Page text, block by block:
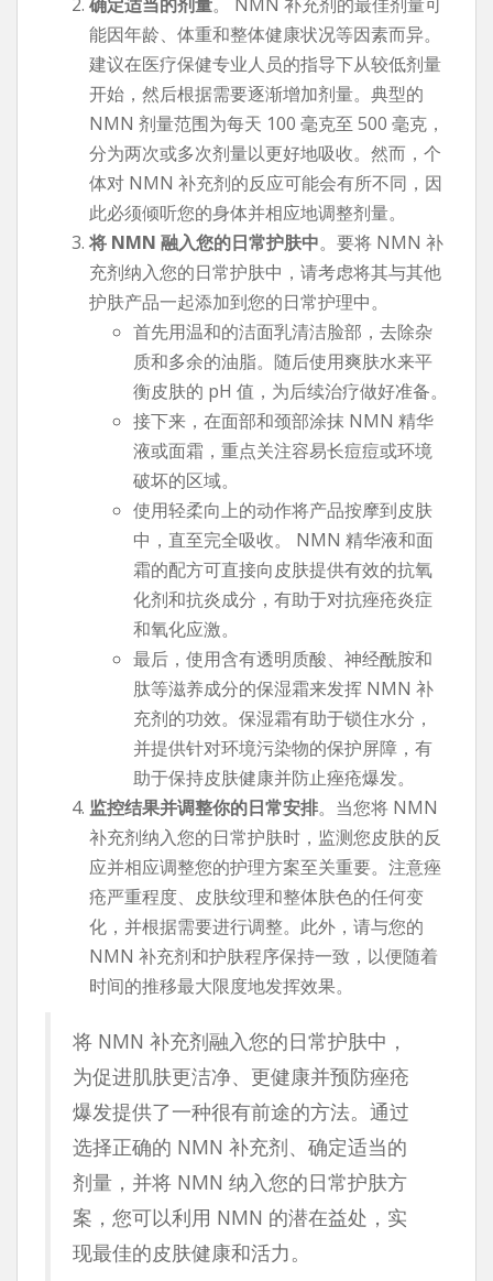
能因年龄、体重和整体健康状况等因素而异。
建议在医疗保健专业人员的指导下从较低剂量
开始，然后根据需要逐渐增加剂量。典型的
NMN 剂量范围为每天 100 毫克至 500 毫克，
分为两次或多次剂量以更好地吸收。然而，个
体对 NMN 补充剂的反应可能会有所不同，因
此必须倾听您的身体并相应地调整剂量。
将 NMN 融入您的日常护肤中。要将 NMN 补
充剂纳入您的日常护肤中，请考虑将其与其他
护肤产品一起添加到您的日常护理中。
首先用温和的洁面乳清洁脸部，去除杂
质和多余的油脂。随后使用爽肤水来平
衡皮肤的 pH 值，为后续治疗做好准备。
接下来，在面部和颈部涂抹 NMN 精华
液或面霜，重点关注容易长痘痘或环境
破坏的区域。
使用轻柔向上的动作将产品按摩到皮肤
中，直至完全吸收。 NMN 精华液和面
霜的配方可直接向皮肤提供有效的抗氧
化剂和抗炎成分，有助于对抗痤疮炎症
和氧化应激。
最后，使用含有透明质酸、神经酰胺和
肽等滋养成分的保湿霜来发挥 NMN 补
充剂的功效。保湿霜有助于锁住水分，
并提供针对环境污染物的保护屏障，有
助于保持皮肤健康并防止痤疮爆发。
监控结果并调整你的日常安排。当您将 NMN
补充剂纳入您的日常护肤时，监测您皮肤的反
应并相应调整您的护理方案至关重要。注意痤
疮严重程度、皮肤纹理和整体肤色的任何变
化，并根据需要进行调整。此外，请与您的
NMN 补充剂和护肤程序保持一致，以便随着
时间的推移最大限度地发挥效果。
将 NMN 补充剂融入您的日常护肤中，
为促进肌肤更洁净、更健康并预防痤疮
爆发提供了一种很有前途的方法。通过
选择正确的 NMN 补充剂、确定适当的
剂量，并将 NMN 纳入您的日常护肤方
案，您可以利用 NMN 的潜在益处，实
现最佳的皮肤健康和活力。